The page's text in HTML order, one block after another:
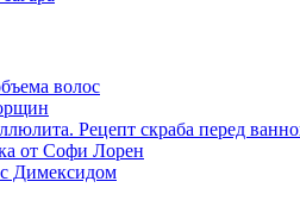
волос
Рецепт скраба перед
от Софи Лорен
Димексидом